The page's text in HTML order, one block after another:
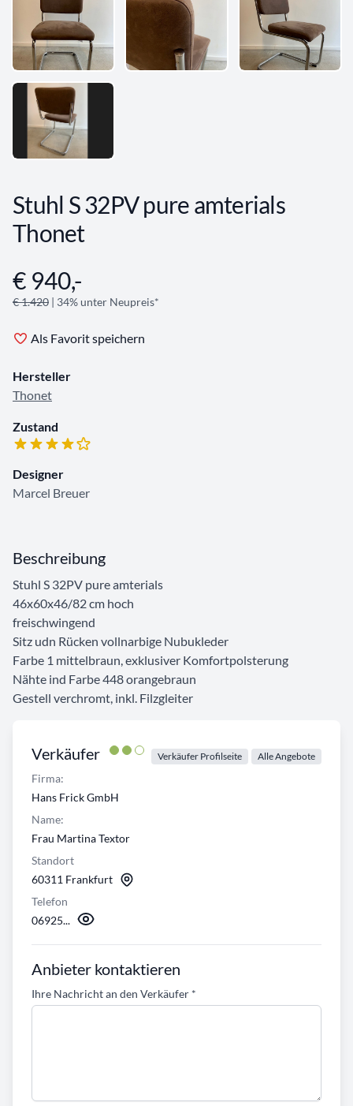
Stuhl S 32PV pure amterials
Thonet
Angebotsinformationen
€ 940,-
€ 1.420 | 34% unter Neupreis*
Als Favorit speichern
Hersteller
Thonet
Zustand
Designer
Marcel Breuer
Verkäufer Verkäufer Profilseite Alle Angebote
Firma:
Hans Frick GmbH
Name:
Frau Martina Textor
Standort
60311 Frankfurt
Telefon
06925...
Anbieter kontaktieren
Ihre Nachricht an den Verkäufer *
Beschreibung
Stuhl S 32PV pure amterials
46x60x46/82 cm hoch
freischwingend
Sitz udn Rücken vollnarbige Nubukleder
Farbe 1 mittelbraun, exklusiver Komfortpolsterung
Nähte ind Farbe 448 orangebraun
Gestell verchromt, inkl. Filzgleiter